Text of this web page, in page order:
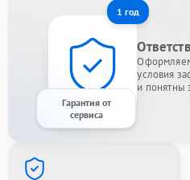
1 год
Гарантия от
сервиса
условия
и понятны